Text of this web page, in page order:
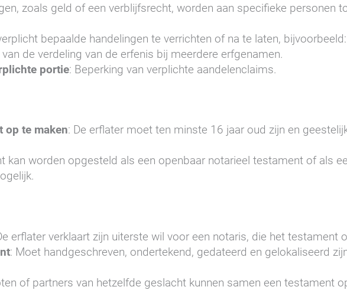
zoals geld of een verblijfsrecht, worden aan specifieke personen
bepaalde handelingen te verrichten of na te laten,
van de verdeling van de erfenis bij meerdere erfgenamen.
portie: Beperking van verplichte aandelenclaims.
op te maken: De erflater moet ten minste 16 jaar oud zijn en
kan worden opgesteld als een openbaar notarieel testament of als
erflater verklaart zijn uiterste wil voor een notaris, die het testament
: Moet handgeschreven, ondertekend, gedateerd en gelokaliseerd
of partners van hetzelfde geslacht kunnen samen een testament